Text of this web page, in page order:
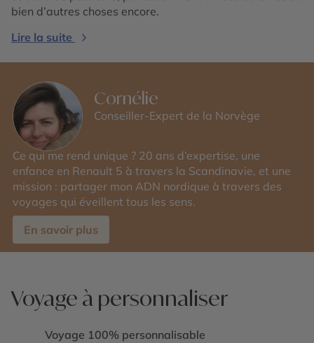
bien d’autres choses encore.
Lire la suite
Cornélie
Conseiller-Expert de la Norvège
Ce qui me rend unique ? 20 ans d’expertise, une
enfance en Renault 5 à travers la Scandinavie, et une
mission : partager mon ADN nordique à travers des
voyages qui éveillent tous les sens.
En savoir plus
Voyage à personnaliser
Voyage 100% personnalisable